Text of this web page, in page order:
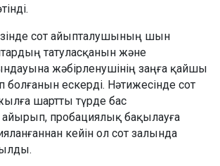
сот айыпталушының шын
татуласқанын және
жәбірленушінің заңға қайшы
болғанын ескерді. Нәтижесінде сот
шартты түрде бас
пробациялық бақылауға
кейін ол сот залында